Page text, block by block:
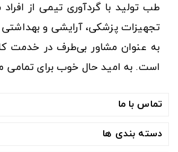
طب تولید با گردآوری تیمی از
تجهیزات پزشکی، آرایشی و
به عنوان مشاور بی‌طرف در خدمت
است. به امید حال خوب برای تمامی
تماس با ما
دسته بندی ها